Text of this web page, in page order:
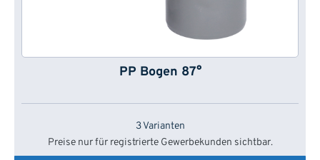
PP Bogen 87°
3 Varianten
Preise nur für registrierte Gewerbekunden sichtbar.